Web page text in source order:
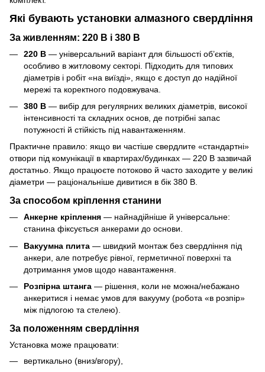
Які бувають установки алмазного свердління
За живленням: 220 В і 380 В
220 В — універсальний варіант для більшості об’єктів,
особливо в житловому секторі. Підходить для типових
діаметрів і робіт «на виїзді», якщо є доступ до надійної
мережі та коректного подовжувача.
380 В — вибір для регулярних великих діаметрів, високої
інтенсивності та складних основ, де потрібні запас
потужності й стійкість під навантаженням.
Практичне правило: якщо ви частіше свердлите «стандартні»
отвори під комунікації в квартирах/будинках — 220 В зазвичай
достатньо. Якщо працюєте потоково й часто заходите у великі
діаметри — раціональніше дивитися в бік 380 В.
За способом кріплення станини
Анкерне кріплення — найнадійніше й універсальне:
станина фіксується анкерами до основи.
Вакуумна плита — швидкий монтаж без свердління під
анкери, але потребує рівної, герметичної поверхні та
дотримання умов щодо навантаження.
Розпірна штанга — рішення, коли не можна/небажано
анкеритися і немає умов для вакууму (робота «в розпір»
між підлогою та стелею).
За положенням свердління
Установка може працювати:
вертикально (вниз/вгору),